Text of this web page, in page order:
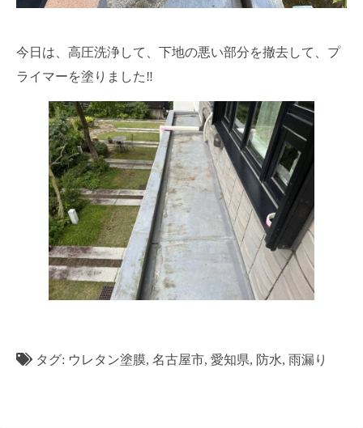
今日は、高圧洗浄して、下地の悪い部分を撤去して、プ
ライマーを塗りました‼️
タグ: ウレタン塗膜, 名古屋市, 愛知県, 防水, 雨漏り